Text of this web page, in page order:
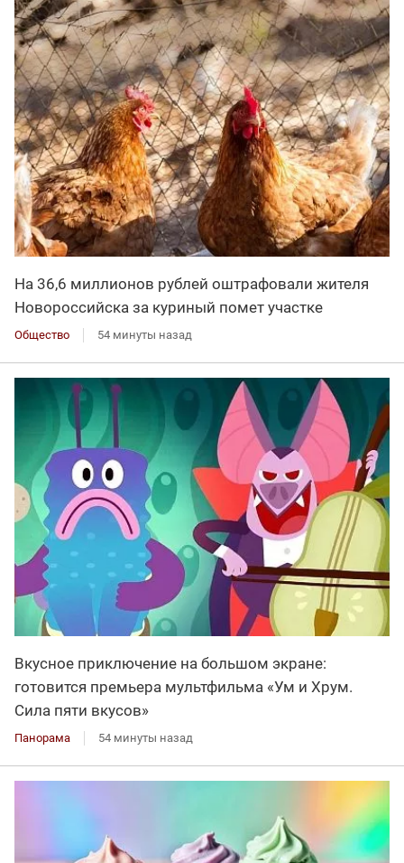
На 36,6 миллионов рублей оштрафовали жителя
Новороссийска за куриный помет участке
Общество 54 минуты назад
Вкусное приключение на большом экране:
готовится премьера мультфильма «Ум и Хрум.
Сила пяти вкусов»
Панорама 54 минуты назад